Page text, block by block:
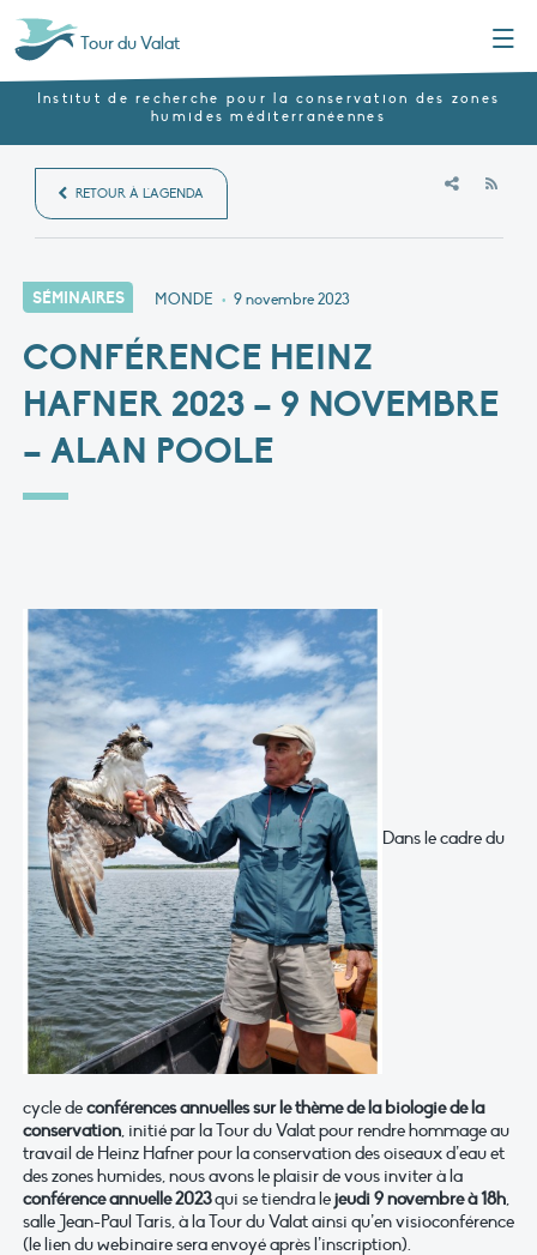
Tour du Valat
Institut de recherche pour la conservation des zones
humides méditerranéennes
RETOUR À L'AGENDA
SÉMINAIRES MONDE • 9 novembre 2023
CONFÉRENCE HEINZ
HAFNER 2023 – 9 NOVEMBRE
– ALAN POOLE
Dans le cadre du
cycle deconférences annuelles sur le thème de la biologie de la
conservation, initié par la Tour du Valat pour rendre hommage au
travail de Heinz Hafner pour la conservation des oiseaux d’eau et
des zones humides, nous avons le plaisir de vous inviter à la
conférence annuelle 2023qui se tiendra lejeudi 9 novembre à 18h,
salle Jean-Paul Taris, à la Tour du Valat ainsi qu’en visioconférence
(le lien du webinaire sera envoyé après l’inscription).